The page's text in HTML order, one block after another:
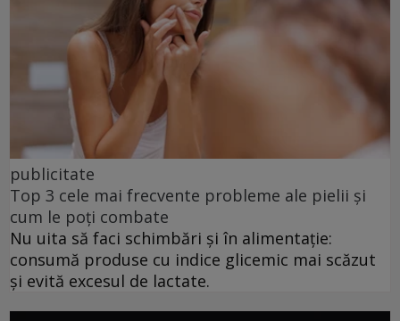
publicitate
Top 3 cele mai frecvente probleme ale pielii și
cum le poți combate
Nu uita să faci schimbări și în alimentație:
consumă produse cu indice glicemic mai scăzut
și evită excesul de lactate.